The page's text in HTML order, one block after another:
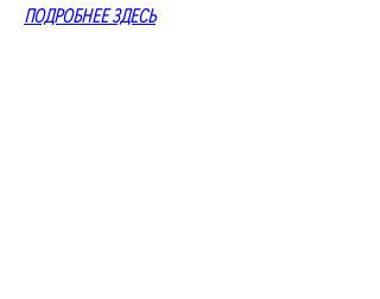
ПОДРОБНЕЕ ЗДЕСЬ